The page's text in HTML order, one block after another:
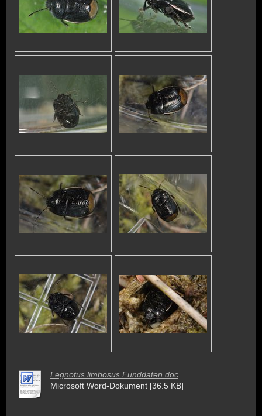
Legnotus limbosus Funddaten.doc
Microsoft Word-Dokument [36.5 KB]